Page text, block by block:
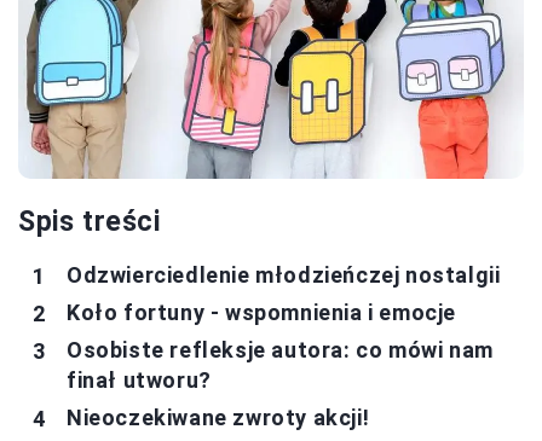
Spis treści
Odzwierciedlenie młodzieńczej nostalgii
Koło fortuny - wspomnienia i emocje
Osobiste refleksje autora: co mówi nam
finał utworu?
Nieoczekiwane zwroty akcji!